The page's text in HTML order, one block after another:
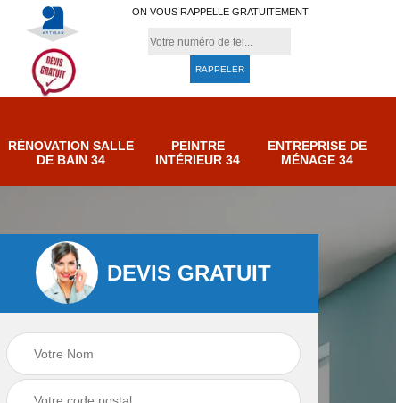
ON VOUS RAPPELLE GRATUITEMENT
RÉNOVATION SALLE
DE BAIN 34
PEINTRE
INTÉRIEUR 34
ENTREPRISE DE
MÉNAGE 34
Entreprise de
ménage 34
DEVIS GRATUIT